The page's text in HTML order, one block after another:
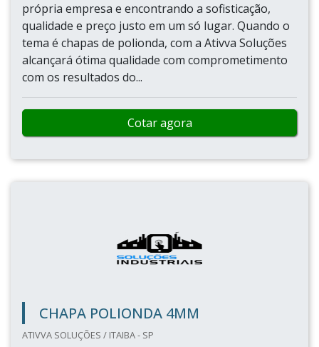
própria empresa e encontrando a sofisticação,
qualidade e preço justo em um só lugar. Quando o
tema é chapas de polionda, com a Ativva Soluções
alcançará ótima qualidade com comprometimento
com os resultados do...
Cotar agora
CHAPA POLIONDA 4MM
ATIVVA SOLUÇÕES / ITAIBA - SP